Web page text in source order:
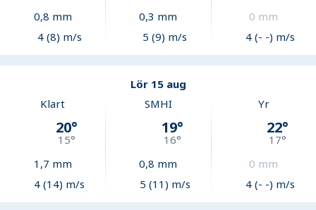
0,8 mm
4 (8) m/s
0,3 mm
5 (9) m/s
0 mm
4 (- -) m/s
Lör 15 aug
Klart
20°
15°
1,7 mm
4 (14) m/s
SMHI
19°
16°
0,8 mm
5 (11) m/s
Yr
22°
17°
0 mm
4 (- -) m/s